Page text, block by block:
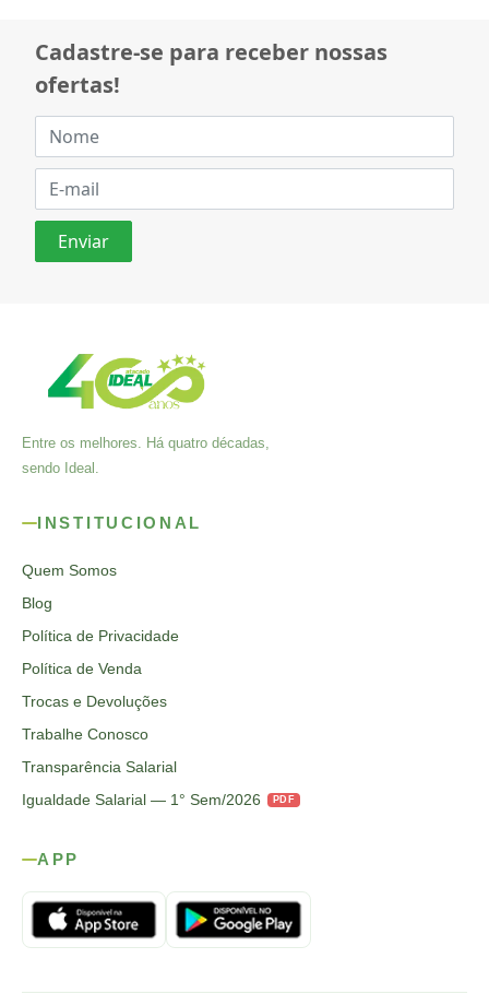
Cadastre-se para receber nossas
ofertas!
Entre os melhores. Há quatro décadas,
sendo Ideal.
INSTITUCIONAL
Quem Somos
Blog
Política de Privacidade
Política de Venda
Trocas e Devoluções
Trabalhe Conosco
Transparência Salarial
Igualdade Salarial — 1° Sem/2026
PDF
APP